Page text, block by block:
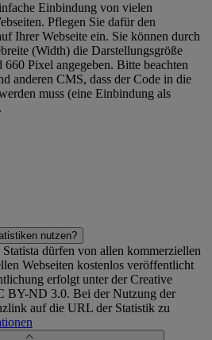
Einbindung von vielen
Pflegen Sie dafür den
Ihrer Webseite ein. Sie können durch
(Width) die Darstellungsgröße
660 Pixel angegeben. Bitte beachten
anderen CMS, dass der Code in die
muss (eine Einbindung als
nutzen?
dürfen von allen kommerziellen
Webseiten kostenlos veröffentlicht
erfolgt unter der Creative
BY-ND 3.0. Bei der Nutzung der
auf die URL der Statistik zu